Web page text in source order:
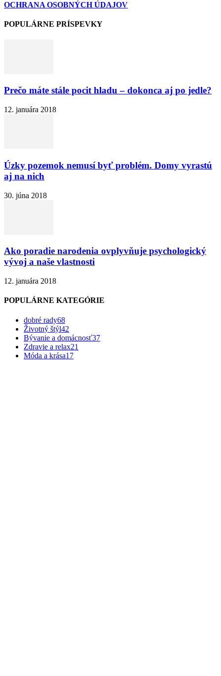
OCHRANA OSOBNÝCH ÚDAJOV
POPULÁRNE PRÍSPEVKY
Prečo máte stále pocit hladu – dokonca aj po jedle?
12. januára 2018
Úzky pozemok nemusí byť problém. Domy vyrastú
aj na nich
30. júna 2018
Ako poradie narodenia ovplyvňuje psychologický
vývoj a naše vlastnosti
12. januára 2018
POPULÁRNE KATEGÓRIE
dobré rady68
Životný štýl42
Bývanie a domácnosť37
Zdravie a relax21
Móda a krása17